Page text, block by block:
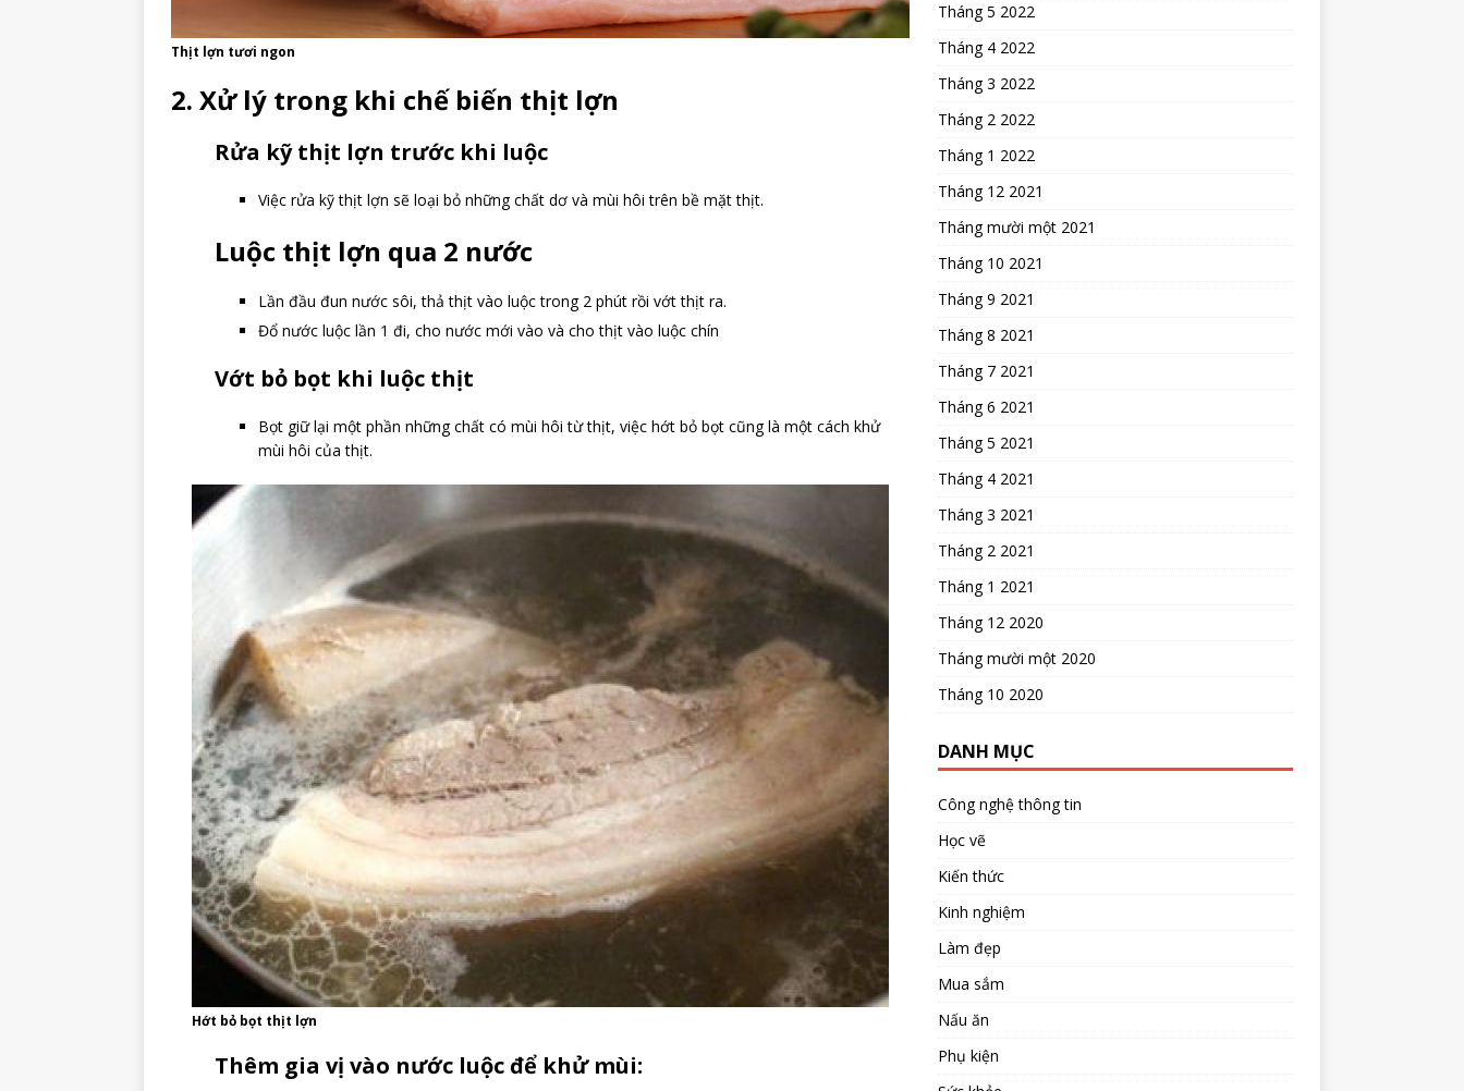
Thịt lợn tươi ngon
2. Xử lý trong khi chế biến thịt lợn
Rửa kỹ thịt lợn trước khi luộc
Việc rửa kỹ thịt lợn sẽ loại bỏ những chất dơ và mùi hôi trên bề mặt thịt.
Luộc thịt lợn qua 2 nước
Lần đầu đun nước sôi, thả thịt vào luộc trong 2 phút rồi vớt thịt ra.
Đổ nước luộc lần 1 đi, cho nước mới vào và cho thịt vào luộc chín
Vớt bỏ bọt khi luộc thịt
Bọt giữ lại một phần những chất có mùi hôi từ thịt, việc hớt bỏ bọt cũng là một cách khử
mùi hôi của thịt.
Hớt bỏ bọt thịt lợn
Thêm gia vị vào nước luộc để khử mùi:
Tháng 5 2022
Tháng 4 2022
Tháng 3 2022
Tháng 2 2022
Tháng 1 2022
Tháng 12 2021
Tháng mười một 2021
Tháng 10 2021
Tháng 9 2021
Tháng 8 2021
Tháng 7 2021
Tháng 6 2021
Tháng 5 2021
Tháng 4 2021
Tháng 3 2021
Tháng 2 2021
Tháng 1 2021
Tháng 12 2020
Tháng mười một 2020
Tháng 10 2020
DANH MỤC
Công nghệ thông tin
Học vẽ
Kiến thức
Kinh nghiệm
Làm đẹp
Mua sắm
Nấu ăn
Phụ kiện